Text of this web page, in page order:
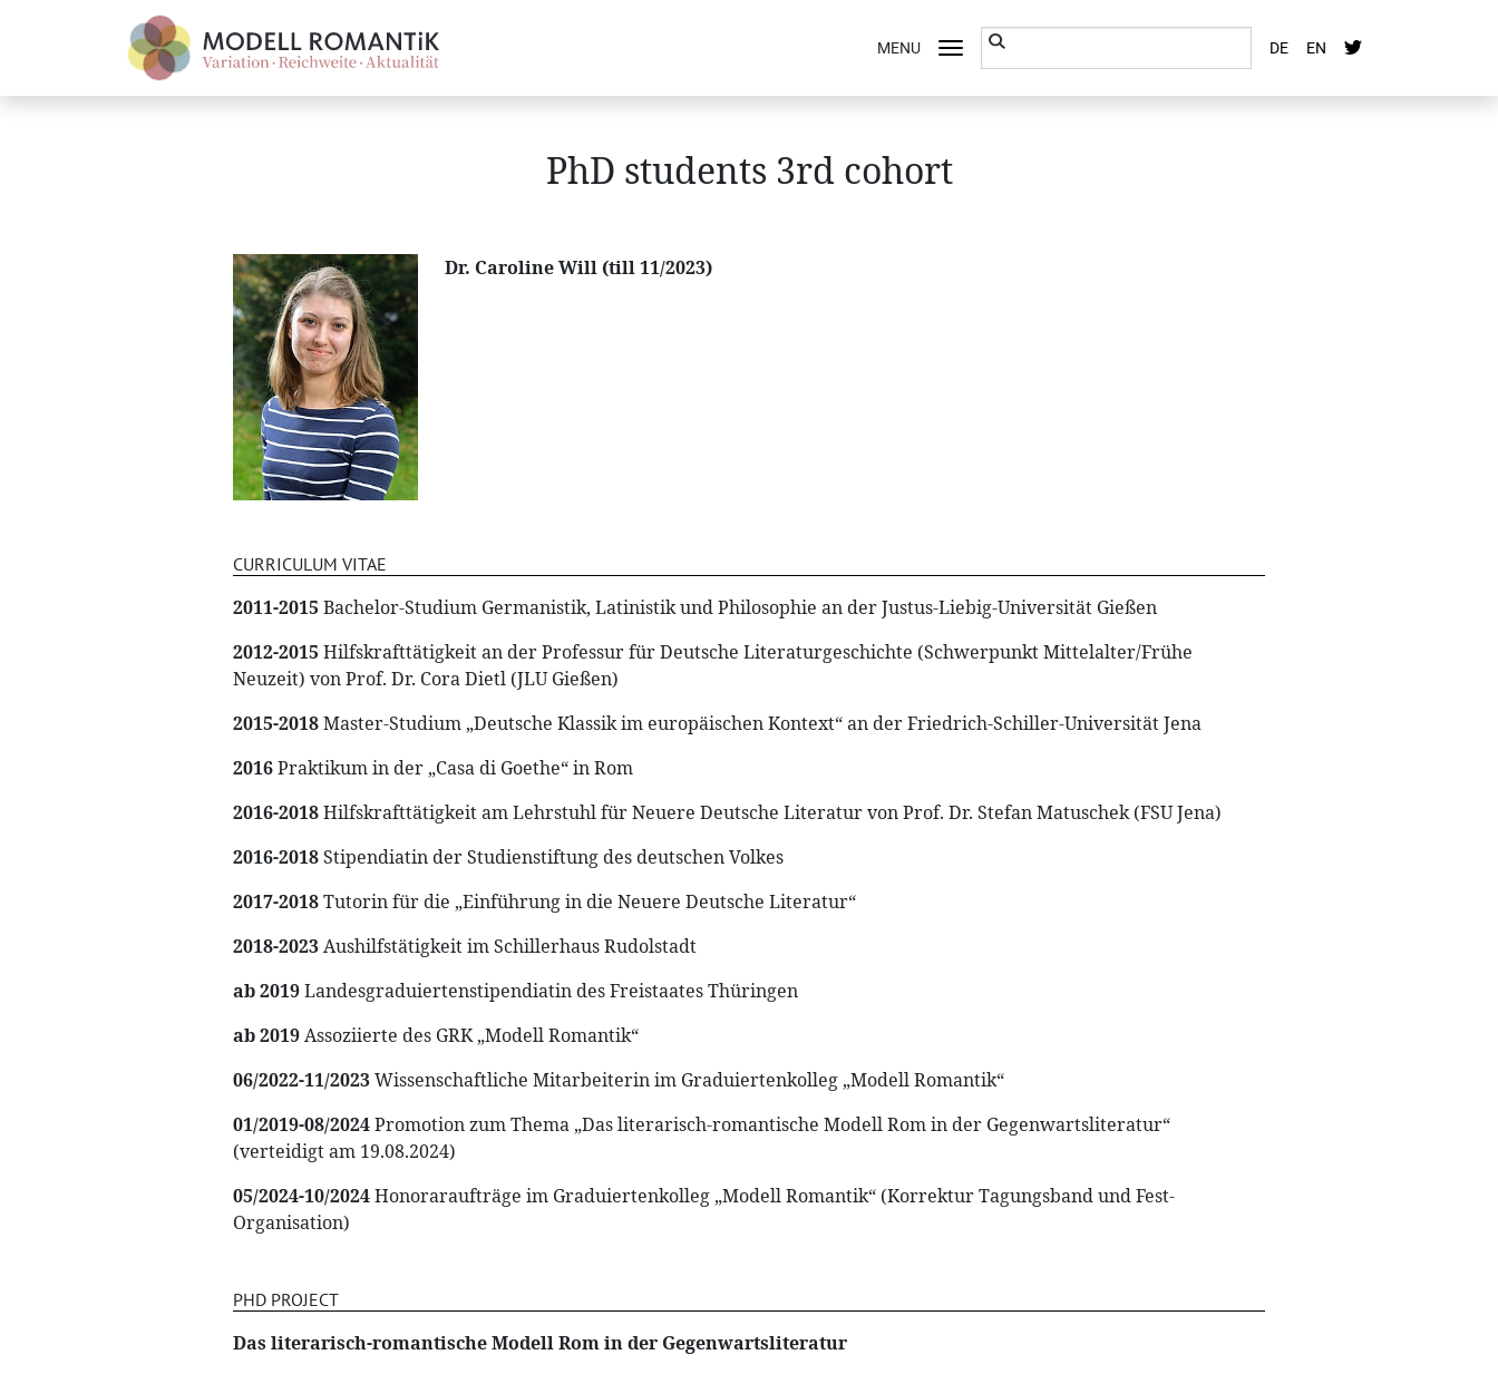
MENU DE EN
PhD students 3rd cohort
Dr. Caroline Will (till 11/2023)
CURRICULUM VITAE
2011-2015 Bachelor-Studium Germanistik, Latinistik und Philosophie an der Justus-Liebig-Universität Gießen
2012-2015 Hilfskrafttätigkeit an der Professur für Deutsche Literaturgeschichte (Schwerpunkt Mittelalter/Frühe
Neuzeit) von Prof. Dr. Cora Dietl (JLU Gießen)
2015-2018Master-Studium „Deutsche Klassik im europäischen Kontext“ an der Friedrich-Schiller-Universität Jena
2016Praktikum in der „Casa di Goethe“ in Rom
2016-2018Hilfskrafttätigkeit am Lehrstuhl für Neuere Deutsche Literatur von Prof. Dr. Stefan Matuschek (FSU Jena)
2016-2018Stipendiatin der Studienstiftung des deutschen Volkes
2017-2018Tutorin für die „Einführung in die Neuere Deutsche Literatur“
2018-2023Aushilfstätigkeit im Schillerhaus Rudolstadt
ab 2019Landesgraduiertenstipendiatin des Freistaates Thüringen
ab 2019Assoziierte des GRK „Modell Romantik“
06/2022-11/2023Wissenschaftliche Mitarbeiterin im Graduiertenkolleg „Modell Romantik“
01/2019-08/2024Promotion zum Thema „Das literarisch-romantische Modell Rom in der Gegenwartsliteratur“
(verteidigt am 19.08.2024)
05/2024-10/2024Honoraraufträge im Graduiertenkolleg „Modell Romantik“ (Korrektur Tagungsband und Fest-
Organisation)
PHD PROJECT
Das literarisch-romantische Modell Rom in der Gegenwartsliteratur